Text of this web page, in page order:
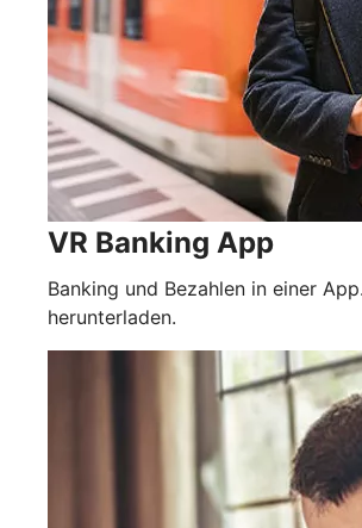
VR Banking App
Banking und Bezahlen in einer
herunterladen.